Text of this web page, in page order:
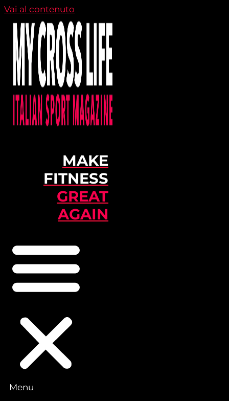
Vai al contenuto
MAKE
FITNESS
GREAT
AGAIN
Menu